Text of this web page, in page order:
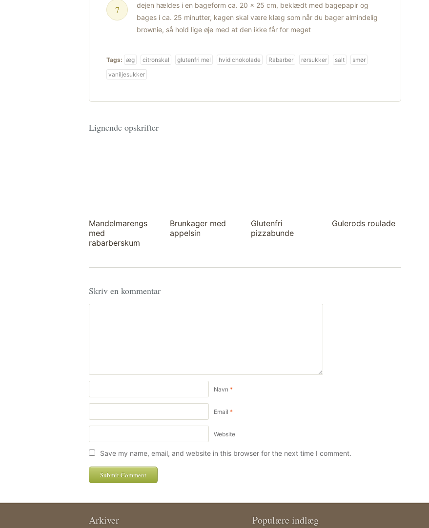
dejen hældes i en bageform ca. 20 x 25 cm, beklædt med bagepapir og
bages i ca. 25 minutter, kagen skal være klæg som når du bager almindelig
brownie, så hold lige øje med at den ikke får for meget
Tags: æg citronskal glutenfri mel hvid chokolade Rabarber rørsukker salt
smør
vaniljesukker
Lignende opskrifter
Mandelmarengs
med
rabarberskum
Brunkager med
appelsin
Glutenfri
pizzabunde
Gulerods roulade
Skriv en kommentar
Navn *
Email *
Website
Save my name, email, and website in this browser for the next time I comment.
Arkiver Populære indlæg